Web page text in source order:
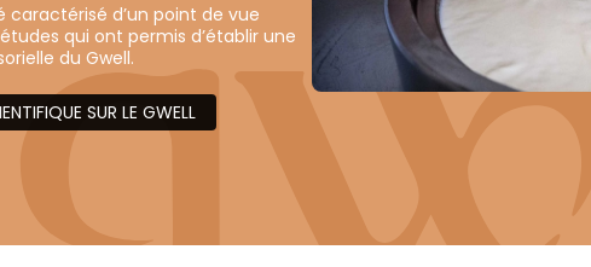
caractérisé d’un point de vue
qui ont permis d’établir une
du Gwell.
SUR LE GWELL